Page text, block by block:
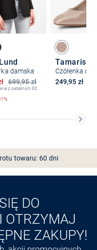
damska
699,95 zł
cena
z ostatnich 30
Tamaris
Czółenka
249,95 zł
towaru: 60 dni
GRAAF
DO
OTRZYMAJ
ZAKUPY!